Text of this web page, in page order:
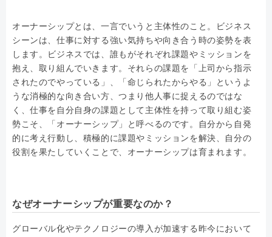
オーナーシップとは、一言でいうと主体性のこと。ビジネス
シーンは、仕事に対する強い気持ちや向き合う時の姿勢を表
します。ビジネスでは、誰もがそれぞれ課題やミッションを
抱え、取り組んでいきます。それらの課題を「上司から指示
されたのでやっている」、「命じられたからやる」というよ
うな消極的な向き合い方、つまり他人事に捉えるのではな
く、仕事を自分自身の課題として主体性を持って取り組む姿
勢こそ、「オーナーシップ」と呼べるのです。自分から自発
的に考え行動し、積極的に課題やミッションを解決、自分の
役割を果たしていくことで、オーナーシップは育まれます。
なぜオーナーシップが重要なのか？
グローバル化やテクノロジーの導入が加速する昨今において